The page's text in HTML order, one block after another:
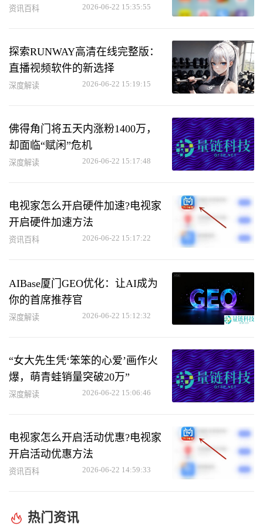
资讯百科 2026-06-22 15:35:55
探索RUNWAY高清在线完整版：
直播视频软件的新选择
深度解读 2026-06-22 15:19:15
佛得角门将五天内涨粉1400万，
却面临“赋闲”危机
深度解读 2026-06-22 15:17:48
电视家怎么开启硬件加速?电视家
开启硬件加速方法
资讯百科 2026-06-22 15:17:22
AIBase厦门GEO优化：让AI成为
你的首席推荐官
深度解读 2026-06-22 15:12:32
“女大先生凭‘笨笨的心爱’画作火
爆，萌青蛙销量突破20万”
深度解读 2026-06-22 15:06:46
电视家怎么开启活动优惠?电视家
开启活动优惠方法
资讯百科 2026-06-22 14:59:33
热门资讯